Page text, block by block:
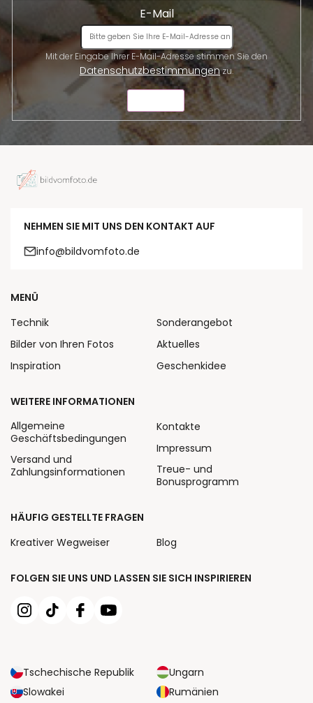
E-Mail
Datenschutzbestimmungenzu.
NEHMEN SIE MIT UNS DEN KONTAKT AUF
info@bildvomfoto.de
FOLGEN SIE UNS UND LASSEN SIE SICH INSPIRIEREN
Tschechische Republik
Ungarn
Slowakei
Rumänien
MENÜ
Technik
Bilder von Ihren Fotos
Inspiration
Sonderangebot
Aktuelles
Geschenkidee
WEITERE INFORMATIONEN
Allgemeine
Geschäftsbedingungen
Versand und
Zahlungsinformationen
Kontakte
Impressum
Treue- und
Bonusprogramm
HÄUFIG GESTELLTE FRAGEN
Kreativer Wegweiser
Blog